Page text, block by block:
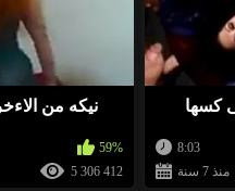
منذ 1 سنة
ممارسة الجنس. انظروا إليهم
منذ 2 سنة
ممارسة الجنس. انظروا إليهم
نيكه من
59%
5 306 412
كسها
8:03
منذ 7 سنة